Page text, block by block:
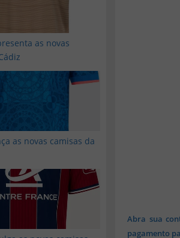
as novas
as novas camisas da
Abra sua
pagamento